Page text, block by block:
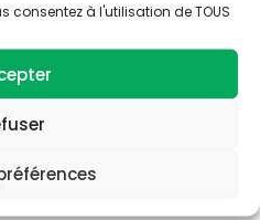
consentez à l'utilisation de TOUS